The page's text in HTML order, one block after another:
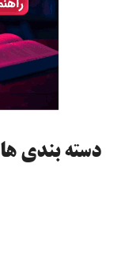
دسته‌ بندی ها